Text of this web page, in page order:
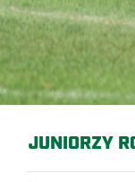
JUNIORZY